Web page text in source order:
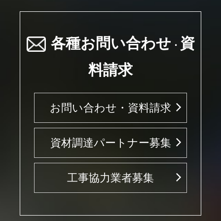
各種お問い合わせ ・ 資
料請求
お問い合わせ・資料請求
資材調達パートナー募集
工事協力業者募集